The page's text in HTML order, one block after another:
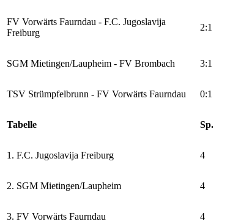
FV Vorwärts Faurndau - F.C. Jugoslavija
Freiburg
2:1
SGM Mietingen/Laupheim - FV Brombach 3:1
TSV Strümpfelbrunn - FV Vorwärts Faurndau 0:1
Tabelle Sp.
1. F.C. Jugoslavija Freiburg 4
2. SGM Mietingen/Laupheim 4
3. FV Vorwärts Faurndau 4